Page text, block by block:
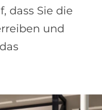
dass Sie die
und